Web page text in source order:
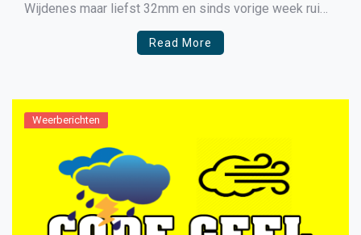
Wijdenes maar liefst 32mm en sinds vorige week ruim
90mm met als resultaat ondergelopen straten waardoor
de brandweer in actie moest komen en ondergelopen
Read More
Weerberichten